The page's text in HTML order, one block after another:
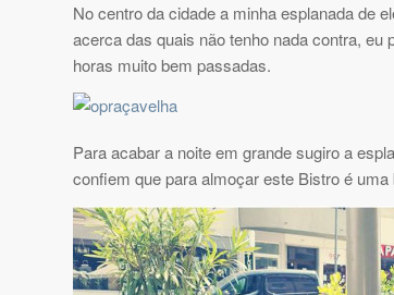
No centro da cidade a minha esplanada de
acerca das quais não tenho nada contra,
horas muito bem passadas.
Para acabar a noite em grande sugiro a
confiem que para almoçar este Bistro é